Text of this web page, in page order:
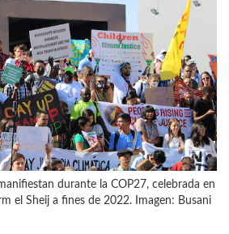
durante la COP27, celebrada en
el Sheij a fines de 2022. Imagen: Busani